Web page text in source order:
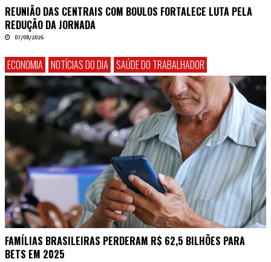
REUNIÃO DAS CENTRAIS COM BOULOS FORTALECE LUTA PELA
REDUÇÃO DA JORNADA
07/08/2026
ECONOMIA NOTÍCIAS DO DIA SAÚDE DO TRABALHADOR
FAMÍLIAS BRASILEIRAS PERDERAM R$ 62,5 BILHÕES PARA
BETS EM 2025